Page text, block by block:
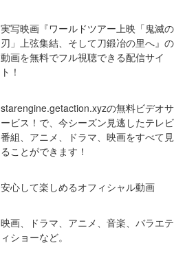
実写映画『ワールドツアー上映「鬼滅の
刃」上弦集結、そして刀鍛冶の里へ』の
動画を無料でフル視聴できる配信サイ
ト！
starengine.getaction.xyzの無料ビデオサ
ービス！で、今シーズン見逃したテレビ
番組、アニメ、ドラマ、映画をすべて見
ることができます！
安心して楽しめるオフィシャル動画
映画、ドラマ、アニメ、音楽、バラエテ
ィショーなど。